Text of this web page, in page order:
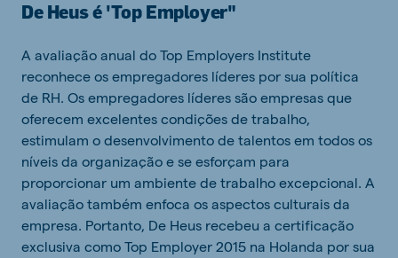
De Heus é 'Top Employer"
A avaliação anual do Top Employers Institute
reconhece os empregadores líderes por sua política
de RH. Os empregadores líderes são empresas que
oferecem excelentes condições de trabalho,
estimulam o desenvolvimento de talentos em todos os
níveis da organização e se esforçam para
proporcionar um ambiente de trabalho excepcional. A
avaliação também enfoca os aspectos culturais da
empresa. Portanto, De Heus recebeu a certificação
exclusiva como Top Employer 2015 na Holanda por sua